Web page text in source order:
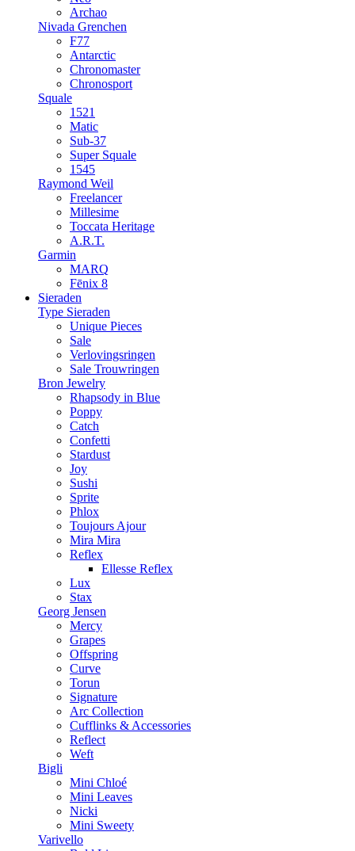
Archao
Nivada Grenchen
F77
Antarctic
Chronomaster
Chronosport
Squale
1521
Matic
Sub-37
Super Squale
1545
Raymond Weil
Freelancer
Millesime
Toccata Heritage
A.R.T.
Garmin
MARQ
Fēnix 8
Sieraden
Type Sieraden
Unique Pieces
Sale
Verlovingsringen
Sale Trouwringen
Bron Jewelry
Rhapsody in Blue
Poppy
Catch
Confetti
Stardust
Joy
Sushi
Sprite
Phlox
Toujours Ajour
Mira Mira
Reflex
Ellesse Reflex
Lux
Stax
Georg Jensen
Mercy
Grapes
Offspring
Curve
Torun
Signature
Arc Collection
Cufflinks & Accessories
Reflect
Weft
Bigli
Mini Chloé
Mini Leaves
Nicki
Mini Sweety
Varivello